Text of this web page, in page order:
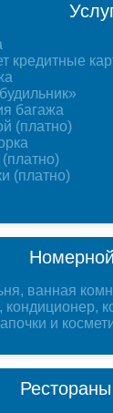
кредитные
багажа
(платно)
(платно)
ванная
кондиционер,
и